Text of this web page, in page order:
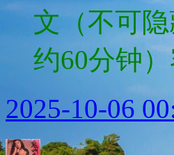
文（不可
约60分
2025-10-06